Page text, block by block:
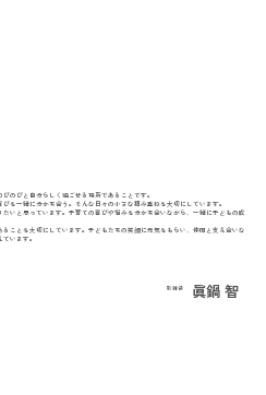
のびと自分らしく過ごせる場所であることです。
を一緒に分かち合う。そんな日々の小さな積み重ねを大切にしています。
いと思っています。子育ての喜びや悩みを分かち合いながら、一緒に子どもの成
ことを大切にしています。子どもたちの笑顔に元気をもらい、仲間と支え合いな
います。
取締役 眞鍋 智